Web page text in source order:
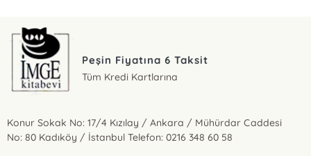
Peşin Fiyatına 6 Taksit
Tüm Kredi Kartlarına
Konur Sokak No: 17/4 Kızılay / Ankara / Mühürdar Caddesi
No: 80 Kadıköy / İstanbul Telefon: 0216 348 60 58